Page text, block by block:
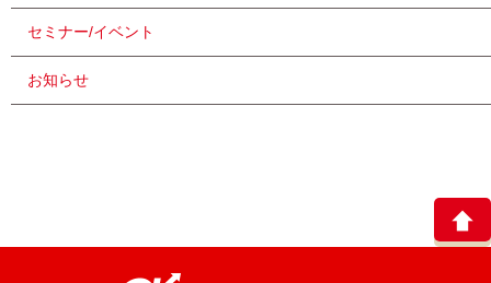
セミナー/イベント
お知らせ